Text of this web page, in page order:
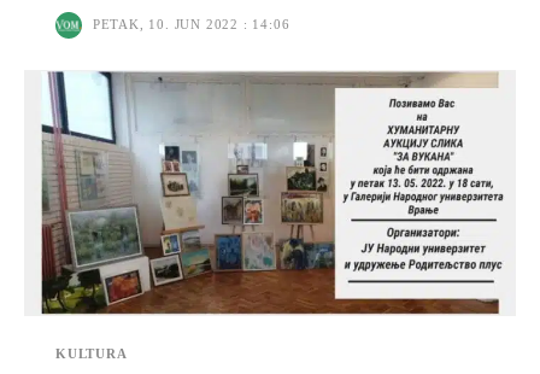
PETAK, 10. JUN 2022 : 14:06
KULTURA